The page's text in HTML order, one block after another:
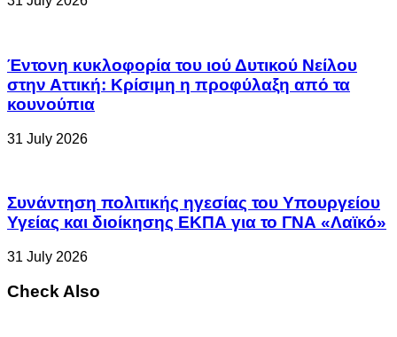
Έντονη κυκλοφορία του ιού Δυτικού Νείλου
στην Αττική: Κρίσιμη η προφύλαξη από τα
κουνούπια
31 July 2026
Συνάντηση πολιτικής ηγεσίας του Υπουργείου
Υγείας και διοίκησης ΕΚΠΑ για το ΓΝΑ «Λαϊκό»
31 July 2026
Check Also